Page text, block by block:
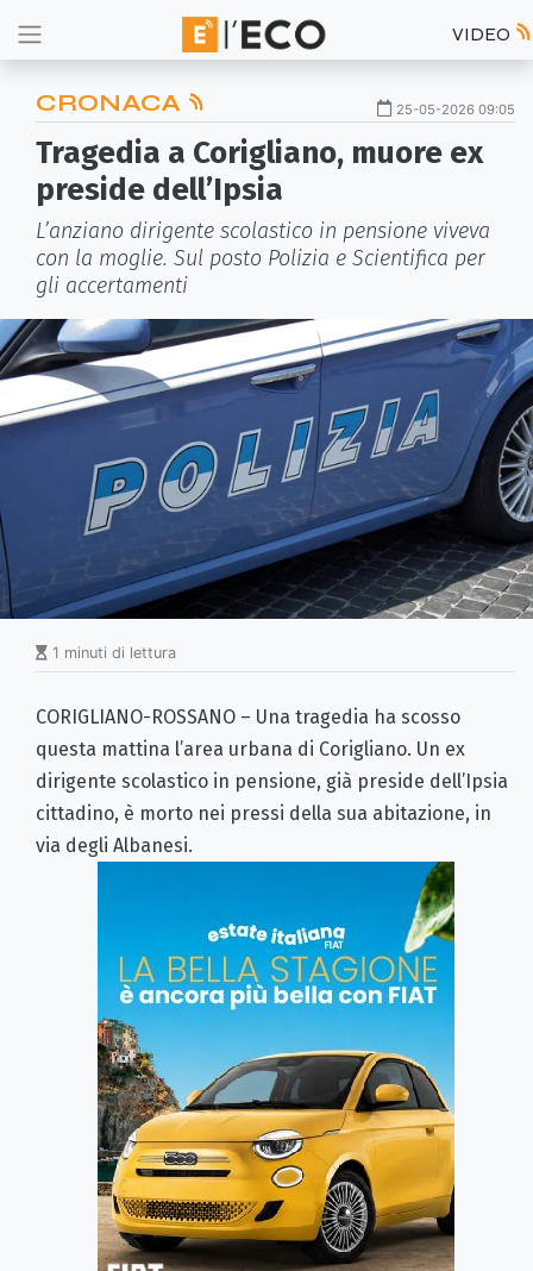
VIDEO
CRONACA 25-05-2026 09:05
Tragedia a Corigliano, muore ex
preside dell’Ipsia
L’anziano dirigente scolastico in pensione viveva
con la moglie. Sul posto Polizia e Scientifica per
gli accertamenti
1 minuti di lettura
CORIGLIANO-ROSSANO – Una tragedia ha scosso
questa mattina l’area urbana di Corigliano. Un ex
dirigente scolastico in pensione, già preside dell’Ipsia
cittadino, è morto nei pressi della sua abitazione, in
via degli Albanesi.